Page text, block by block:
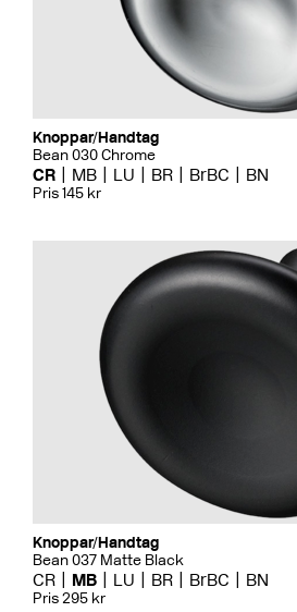
Knoppar/Handtag
Bean 030 Chrome
CR MB LU BR BrBC BN
Pris 145 kr
Knoppar/Handtag
Bean 037 Matte Black
CR MB LU BR BrBC BN
Pris 295 kr